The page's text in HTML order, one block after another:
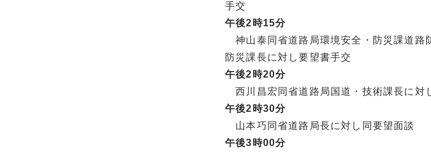
手交
午後2時15分
神山泰同省道路局環境安全・防災課道路
防災課長に対し要望書手交
午後2時20分
西川昌宏同省道路局国道・技術課長に対
午後2時30分
山本巧同省道路局長に対し同要望面談
午後3時00分